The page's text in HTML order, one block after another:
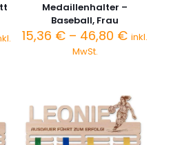
Medaillenhalter –
Baseball, Frau
15,36 € – 46,80 € inkl.
MwSt.